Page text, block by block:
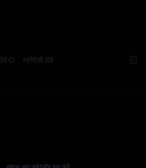
स्ट्रेटेजी (0)